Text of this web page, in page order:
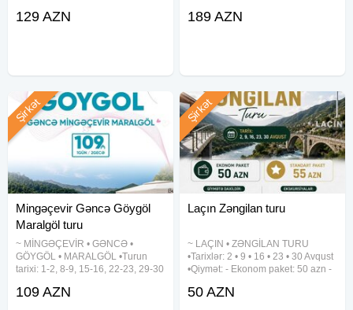
Avqust •Qiymətlər: ✓Laçında
129 AZN
21, 26-27-28 Avqust ✓TURA
189 AZN
Mingəçevir Gəncə Göygöl
Maralgöl turu
~ MİNGƏÇEVİR • GƏNCƏ •
GÖYGÖL • MARALGÖL •Turun
tarixi: 1-2, 8-9, 15-16, 22-23, 29-30
✓Qiymətə daxildir: ➠ Vıp nəqliyyat
Şirkət
109 AZN
Laçın Zəngilan turu
~ LAÇIN • ZƏNGİLAN TURU
•Tarixlər: 2 • 9 • 16 • 23 • 30 Avqust
•Qiymət: - Ekonom paket: 50 azn -
daxildir: - Rahat nəqliyyat - Portal
Şirkət
50 AZN